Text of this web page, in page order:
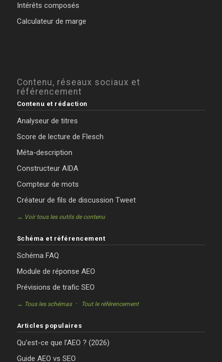
Intérêts composés
Calculateur de marge
Contenu, réseaux sociaux et
référencement
Contenu et rédaction
Analyseur de titres
Score de lecture de Flesch
Méta-description
Constructeur AIDA
Compteur de mots
Créateur de fils de discussion Tweet
→ Voir tous les outils de contenu
Schéma et référencement
Schéma FAQ
Module de réponse AEO
Prévisions de trafic SEO
→ Tous les schémas· Tout le référencement
Articles populaires
Qu’est-ce que l’AEO ? (2026)
Guide AEO vs SEO